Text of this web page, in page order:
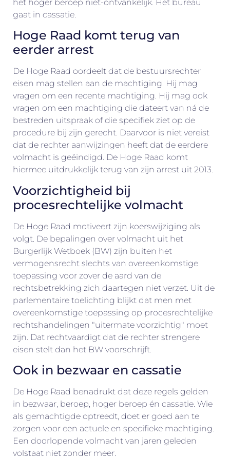
het hoger beroep niet-ontvankelijk. Het bureau
gaat in cassatie.
Hoge Raad komt terug van
eerder arrest
De Hoge Raad oordeelt dat de bestuursrechter
eisen mag stellen aan de machtiging. Hij mag
vragen om een recente machtiging. Hij mag ook
vragen om een machtiging die dateert van ná de
bestreden uitspraak of die specifiek ziet op de
procedure bij zijn gerecht. Daarvoor is niet vereist
dat de rechter aanwijzingen heeft dat de eerdere
volmacht is geëindigd. De Hoge Raad komt
hiermee uitdrukkelijk terug van zijn arrest uit 2013.
Voorzichtigheid bij
procesrechtelijke volmacht
De Hoge Raad motiveert zijn koerswijziging als
volgt. De bepalingen over volmacht uit het
Burgerlijk Wetboek (BW) zijn buiten het
vermogensrecht slechts van overeenkomstige
toepassing voor zover de aard van de
rechtsbetrekking zich daartegen niet verzet. Uit de
parlementaire toelichting blijkt dat men met
overeenkomstige toepassing op procesrechtelijke
rechtshandelingen "uitermate voorzichtig" moet
zijn. Dat rechtvaardigt dat de rechter strengere
eisen stelt dan het BW voorschrijft.
Ook in bezwaar en cassatie
De Hoge Raad benadrukt dat deze regels gelden
in bezwaar, beroep, hoger beroep én cassatie. Wie
als gemachtigde optreedt, doet er goed aan te
zorgen voor een actuele en specifieke machtiging.
Een doorlopende volmacht van jaren geleden
volstaat niet zonder meer.